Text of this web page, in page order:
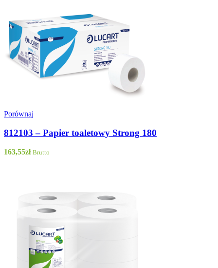
Porównaj
812103 – Papier toaletowy Strong 180
163,55zł Brutto